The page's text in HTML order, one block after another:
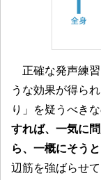
正確な発声練
うな効果が得ら
り」を疑うべきな
すれば、一気に
ら、一概にそう
辺筋を強ばらせて